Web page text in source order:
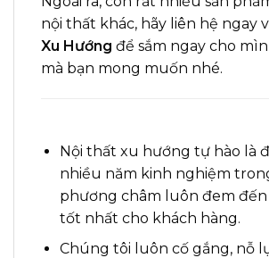
nội thất khác, hãy liên hệ ngay
Xu Hướng để sắm ngay cho
mà bạn mong muốn nhé.
Nội thất xu hướng tự hào là
nhiều năm kinh nghiệm
phương châm luôn đem đến
tốt nhất cho khách hàng.
Chúng tôi luôn cố gắng, nỗ